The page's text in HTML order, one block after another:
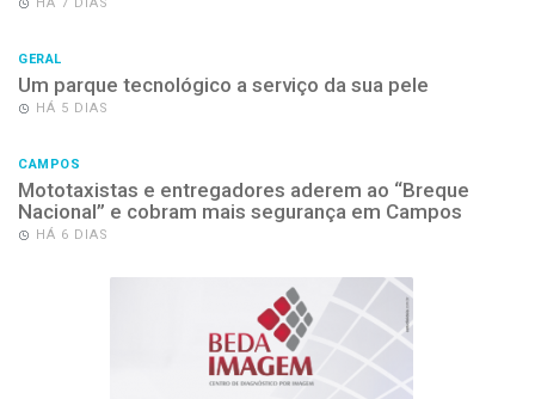
GERAL
Um parque tecnológico a serviço da sua pele
HÁ 5 DIAS
CAMPOS
Mototaxistas e entregadores aderem ao “Breque
Nacional” e cobram mais segurança em Campos
HÁ 6 DIAS